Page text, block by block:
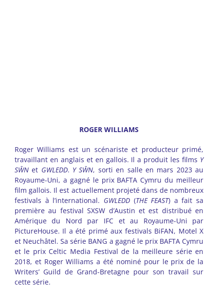
ROGER WILLIAMS
Roger Williams est un scénariste et producteur primé,
travaillant en anglais et en gallois. Il a produit les films Y
SŴNet GWLEDD. Y SŴN, sorti en salle en mars 2023 au
Royaume-Uni, a gagné le prix BAFTA Cymru du meilleur
film gallois. Il est actuellement projeté dans de nombreux
festivals à l’international. GWLEDD(THE FEAST) a fait sa
première au festival SXSW d’Austin et est distribué en
Amérique du Nord par IFC et au Royaume-Uni par
PictureHouse. Il a été primé aux festivals BiFAN, Motel X
et Neuchâtel. Sa série BANG a gagné le prix BAFTA Cymru
et le prix Celtic Media Festival de la meilleure série en
2018, et Roger Williams a été nominé pour le prix de la
Writers’ Guild de Grand-Bretagne pour son travail sur
cette série.